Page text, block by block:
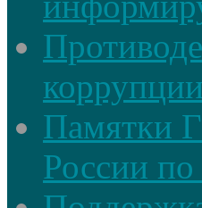
Памятки
России